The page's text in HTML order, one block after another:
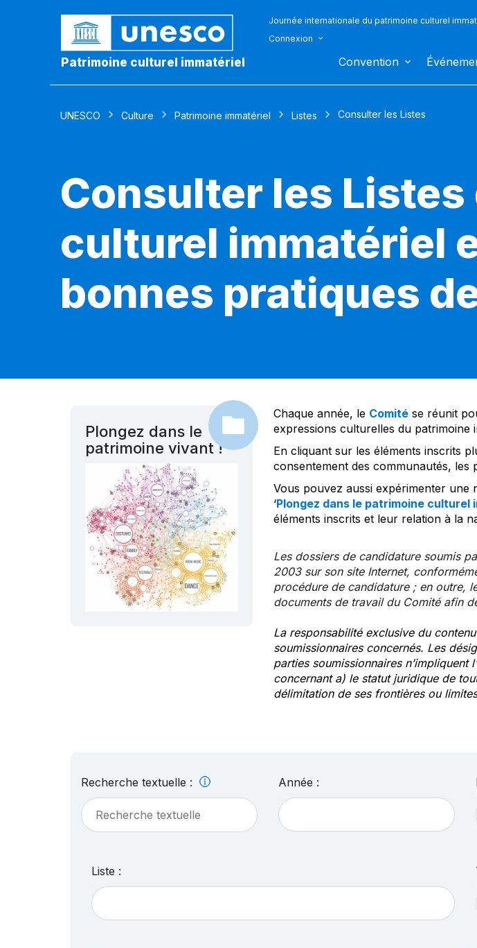
Patrimoine culturel immatériel
Journée internationale du patrimoine culturel
Connexion
Convention
UNESCO Culture Patrimoine immatériel Listes Consulter les Listes
Consulter les
culturel immatériel
bonnes pratiques
Plongez dans le
patrimoine vivant !
Chaque année, le Comitése réunit
expressions culturelles du patrimoine
En cliquant sur les éléments inscrits
consentement des communautés, les
Vous pouvez aussi expérimenter une
‘Plongez dans le patrimoine culturel
éléments inscrits et leur relation à la
Les dossiers de candidature soumis
2003 sur son site Internet,
procédure de candidature ; en outre,
documents de travail du Comité afin
La responsabilité exclusive du
soumissionnaires concernés. Les
parties soumissionnaires n’impliquent
concernant a) le statut juridique de
délimitation de ses frontières ou
Recherche textuelle : Année :
Liste :